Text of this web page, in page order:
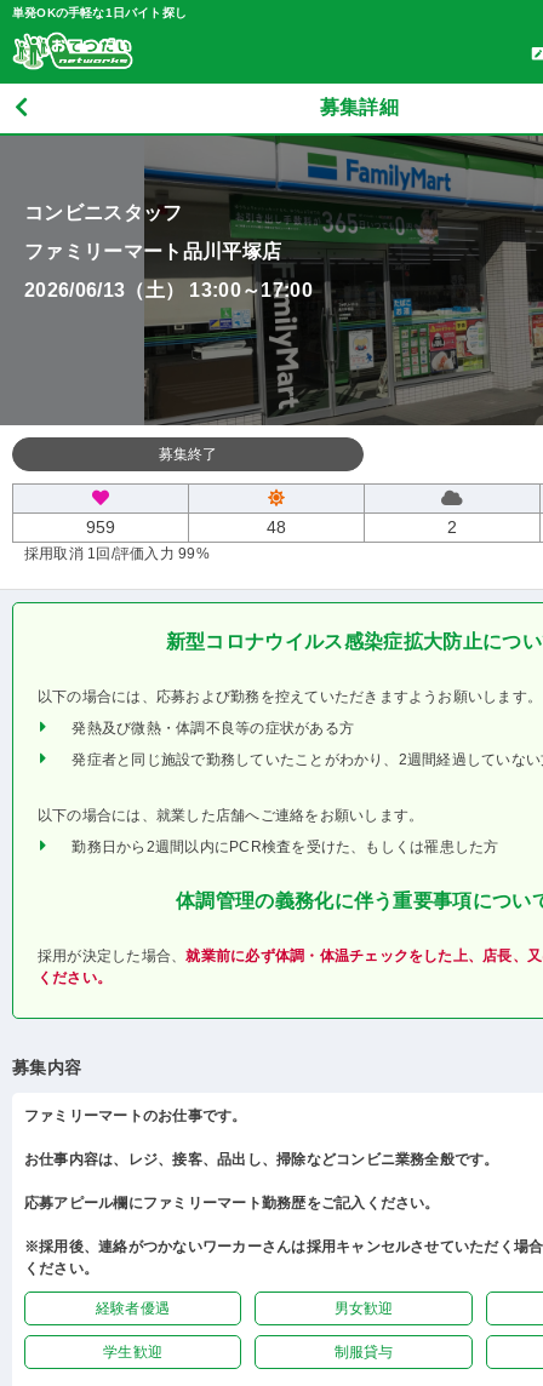
単発OKの手軽な1日バイト探し
募集詳細
コンビニスタッフ
ファミリーマート品川平塚店
2026/06/13（土） 13:00～17:00
募集終了
959 48 2
採用取消 1回 /評価入力 99%
新型コロナウイルス感染症拡大防止につ
以下の場合には、応募および勤務を控えていただきますようお願いします。
発熱及び微熱・体調不良等の症状がある方
発症者と同じ施設で勤務していたことがわかり、2週間経過していな
以下の場合には、就業した店舗へご連絡をお願いします。
勤務日から2週間以内にPCR検査を受けた、もしくは罹患した方
体調管理の義務化に伴う重要事項につい
採用が決定した場合、就業前に必ず体調・体温チェックをした上、店長、
ください。
募集内容
ファミリーマートのお仕事です。
お仕事内容は、レジ、接客、品出し、掃除などコンビニ業務全般です。
応募アピール欄にファミリーマート勤務歴をご記入ください。
※採用後、連絡がつかないワーカーさんは採用キャンセルさせていただく場
ください。
経験者優遇 男女歓迎
学生歓迎 制服貸与